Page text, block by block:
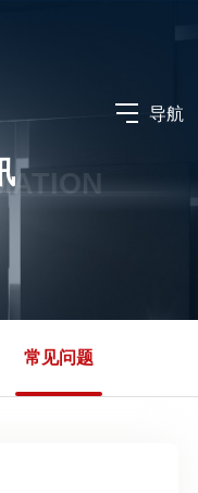
导航
常见问题